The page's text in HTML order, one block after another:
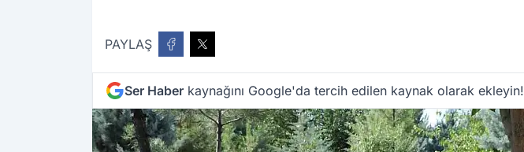
PAYLAŞ
Ser Haber kaynağını Google'da tercih edilen kaynak olarak ekleyin!